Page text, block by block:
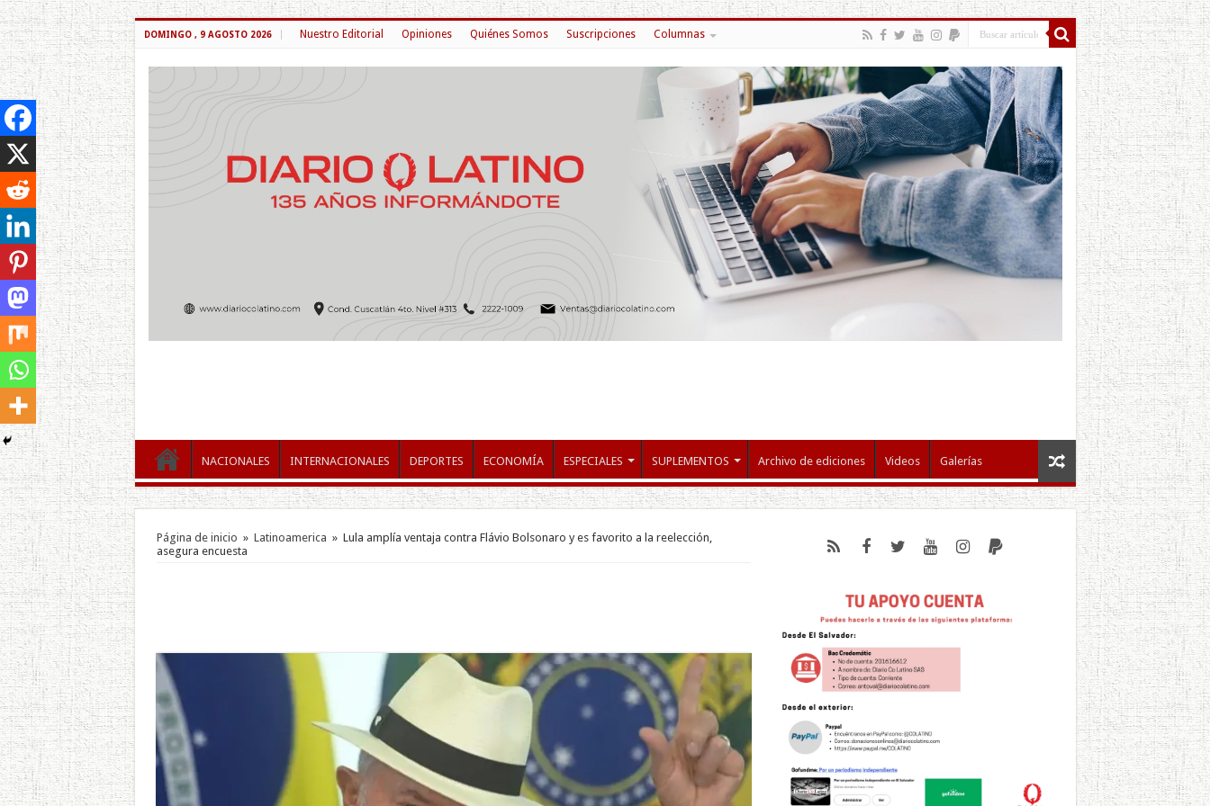
DOMINGO , 9 AGOSTO 2026 Nuestro Editorial Opiniones Quiénes Somos Suscripciones Columnas
NACIONALES INTERNACIONALES DEPORTES ECONOMÍA ESPECIALES SUPLEMENTOS Archivo de ediciones Videos Galerías
Página de inicio » Latinoamerica » Lula amplía ventaja contra Flávio Bolsonaro y es favorito a la reelección,
asegura encuesta